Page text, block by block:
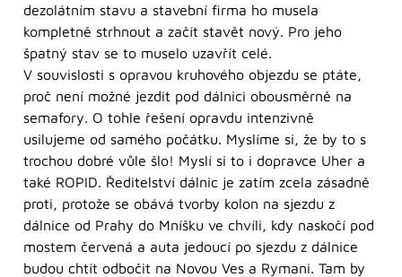
dezolátním stavu a stavební firma ho musela
kompletně strhnout a začít stavět nový. Pro jeho
špatný stav se to muselo uzavřít celé.
V souvislosti s opravou kruhového objezdu se ptáte,
proč není možné jezdit pod dálnici obousměrně na
semafory. O tohle řešení opravdu intenzivně
usilujeme od samého počátku. Myslíme si, že by to s
trochou dobré vůle šlo! Myslí si to i dopravce Uher a
také ROPID. Ředitelství dálnic je zatím zcela zásadně
proti, protože se obává tvorby kolon na sjezdu z
dálnice od Prahy do Mníšku ve chvíli, kdy naskočí pod
mostem červená a auta jedoucí po sjezdu z dálnice
budou chtít odbočit na Novou Ves a Rymani. Tam by